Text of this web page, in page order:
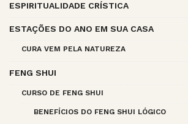
ESPIRITUALIDADE CRÍSTICA
ESTAÇÕES DO ANO EM SUA CASA
CURA VEM PELA NATUREZA
FENG SHUI
CURSO DE FENG SHUI
BENEFÍCIOS DO FENG SHUI LÓGICO